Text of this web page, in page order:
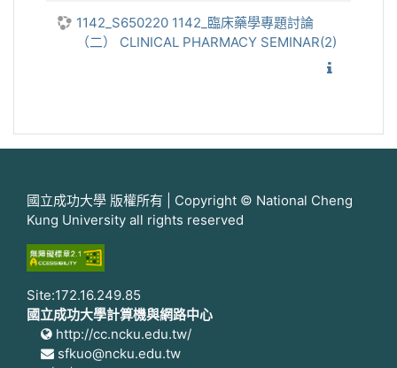
1142_S650220 1142_臨床藥學專題討論
（二） CLINICAL PHARMACY SEMINAR(2)
國立成功大學 版權所有 | Copyright © National Cheng
Kung University all rights reserved
Site:172.16.249.85
國立成功大學計算機與網路中心
http://cc.ncku.edu.tw/
sfkuo@ncku.edu.tw